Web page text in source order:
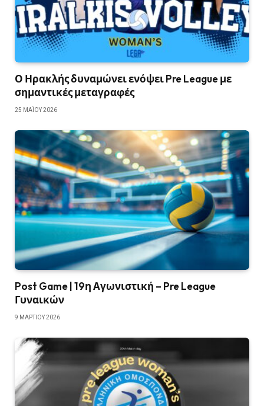
Ο Ηρακλής δυναμώνει ενόψει Pre League με
σημαντικές μεταγραφές
25 ΜΑΪ́ΟΥ 2026
Post Game | 19η Αγωνιστική – Pre League
Γυναικών
9 ΜΑΡΤΊΟΥ 2026